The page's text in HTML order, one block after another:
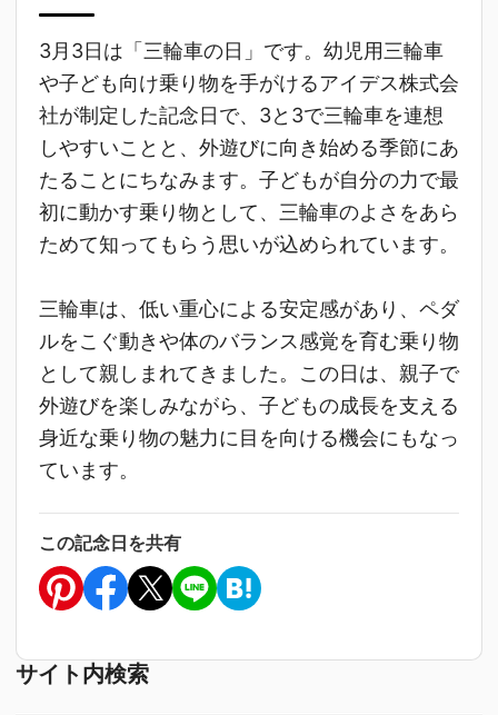
3月3日は「三輪車の日」です。幼児用三輪車
や子ども向け乗り物を手がけるアイデス株式会
社が制定した記念日で、3と3で三輪車を連想
しやすいことと、外遊びに向き始める季節にあ
たることにちなみます。子どもが自分の力で最
初に動かす乗り物として、三輪車のよさをあら
ためて知ってもらう思いが込められています。
三輪車は、低い重心による安定感があり、ペダ
ルをこぐ動きや体のバランス感覚を育む乗り物
として親しまれてきました。この日は、親子で
外遊びを楽しみながら、子どもの成長を支える
身近な乗り物の魅力に目を向ける機会にもなっ
ています。
この記念日を共有
サイト内検索